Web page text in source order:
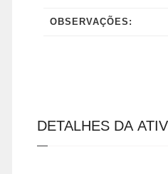
OBSERVAÇÕES:
DETALHES DA